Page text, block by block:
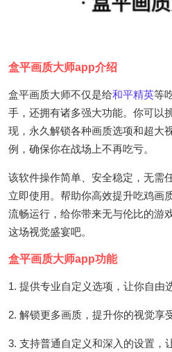
盒平画质大师app介绍
盒平画质大师不仅是给和平精英等
手，还拥有诸多强大功能。你可以
现，永久解锁各种画质选项和超大
例，确保你在战场上不再吃亏。
该软件操作简单、安全稳定，无需
立即使用。帮助你高效提升吃鸡画
流畅运行，给你带来无与伦比的游
这场视觉盛宴吧。
盒平画质大师app功能
1. 提供专业自定义选项，让你自由
2. 解锁更多画质，提升你的视觉享受
3. 支持普通自定义和深入的设置，